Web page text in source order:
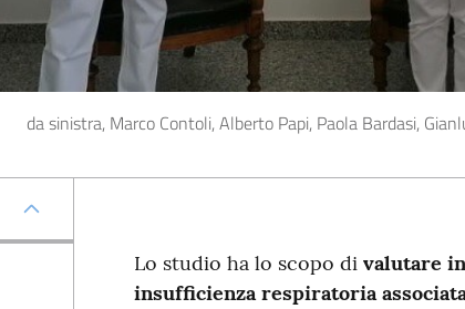
da sinistra, Marco Contoli, Alberto Papi, Paola Bardasi,
Lo studio ha lo scopo di valutare
insufficienza respiratoria